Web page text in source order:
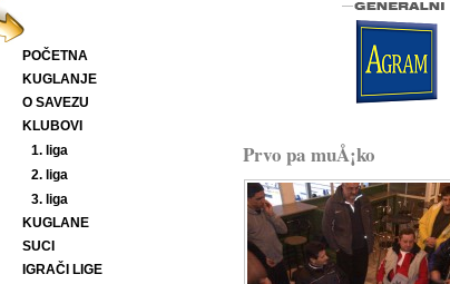
POČETNA
KUGLANJE
O SAVEZU
KLUBOVI
1. liga
2. liga
3. liga
KUGLANE
SUCI
IGRAČI LIGE
Prvo pa muÅ¡ko